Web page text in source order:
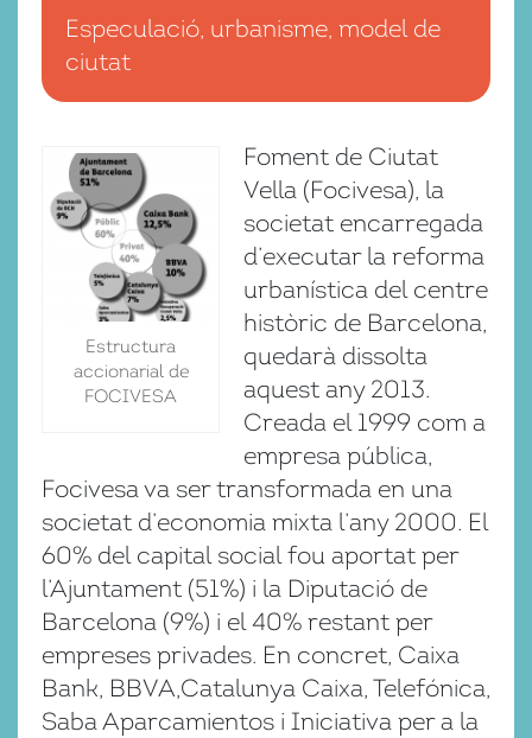
Especulació, urbanisme, model de
ciutat
Estructura
accionarial de
FOCIVESA
Foment de Ciutat
Vella (Focivesa), la
societat encarregada
d’executar la reforma
urbanística del centre
històric de Barcelona,
quedarà dissolta
aquest any 2013.
Creada el 1999 com a
empresa pública,
Focivesa va ser transformada en una
societat d’economia mixta l’any 2000. El
60% del capital social fou aportat per
l’Ajuntament (51%) i la Diputació de
Barcelona (9%) i el 40% restant per
empreses privades. En concret, Caixa
Bank, BBVA,Catalunya Caixa, Telefónica,
Saba Aparcamientos i Iniciativa per a la